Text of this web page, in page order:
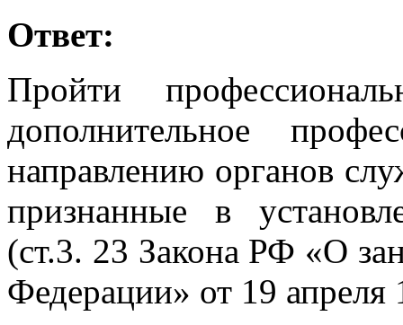
Ответ:
Пройти
дополнительное
направлению органов
признанные в
(ст.3. 23 Закона РФ «О
Федерации» от 19